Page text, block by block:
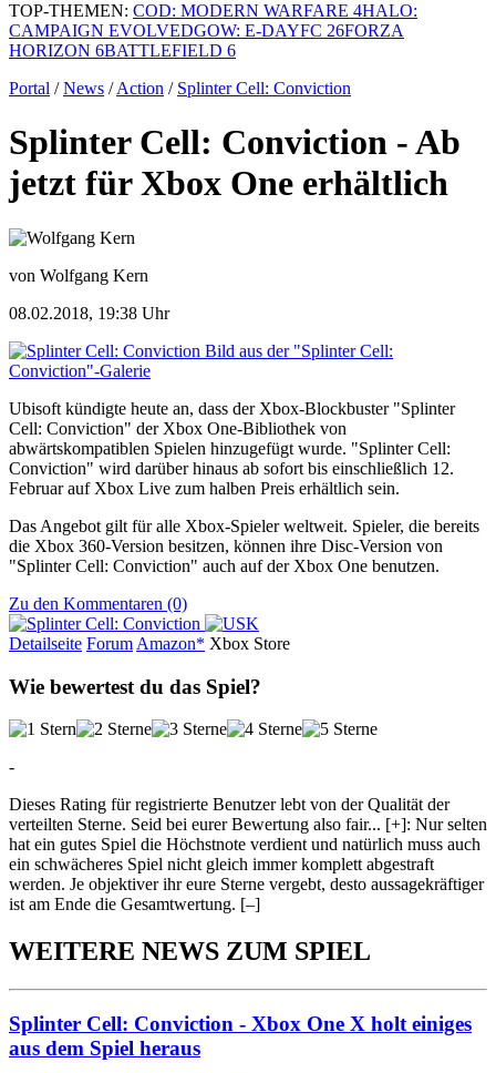
TOP-THEMEN: COD: MODERN WARFARE 4HALO:
CAMPAIGN EVOLVEDGOW: E-DAYFC 26FORZA
HORIZON 6BATTLEFIELD 6
Portal /News /Action / Splinter Cell: Conviction
Splinter Cell: Conviction - Ab
jetzt für Xbox One erhältlich
von Wolfgang Kern
08.02.2018, 19:38 Uhr
Bild aus der "Splinter Cell:
Conviction"-Galerie
Ubisoft kündigte heute an, dass der Xbox-Blockbuster "Splinter
Cell: Conviction" der Xbox One-Bibliothek von
abwärtskompatiblen Spielen hinzugefügt wurde. "Splinter Cell:
Conviction" wird darüber hinaus ab sofort bis einschließlich 12.
Februar auf Xbox Live zum halben Preis erhältlich sein.
Das Angebot gilt für alle Xbox-Spieler weltweit. Spieler, die bereits
die Xbox 360-Version besitzen, können ihre Disc-Version von
"Splinter Cell: Conviction" auch auf der Xbox One benutzen.
Zu den Kommentaren (0)
Detailseite Forum Amazon* Xbox Store
Wie bewertest du das Spiel?
-
Dieses Rating für registrierte Benutzer lebt von der Qualität der
verteilten Sterne. Seid bei eurer Bewertung also fair... [+]: Nur selten
hat ein gutes Spiel die Höchstnote verdient und natürlich muss auch
ein schwächeres Spiel nicht gleich immer komplett abgestraft
werden. Je objektiver ihr eure Sterne vergebt, desto aussagekräftiger
ist am Ende die Gesamtwertung. [–]
WEITERE NEWS ZUM SPIEL
Splinter Cell: Conviction - Xbox One X holt einiges
aus dem Spiel heraus